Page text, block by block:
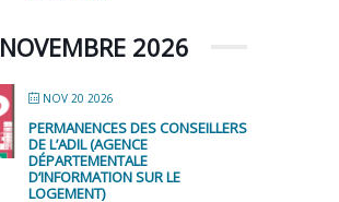
NOVEMBRE 2026
NOV 20 2026
PERMANENCES DES CONSEILLERS
DE L’ADIL (AGENCE
DÉPARTEMENTALE
D’INFORMATION SUR LE
LOGEMENT)